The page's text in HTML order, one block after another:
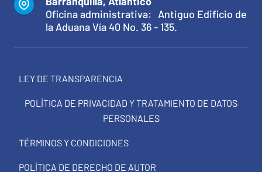
Oficina administrativa: Antiguo Edificio de
la Aduana Vía 40 No. 36 - 135.
LEY DE TRANSPARENCIA
POLÍTICA DE PRIVACIDAD Y TRATAMIENTO DE DATOS
PERSONALES
TÉRMINOS Y CONDICIONES
POLÍTICA DE DERECHO DE AUTOR